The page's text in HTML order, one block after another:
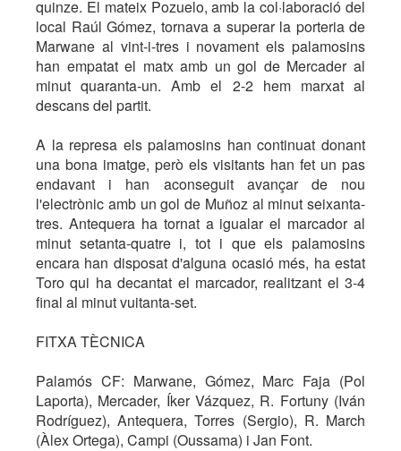
quinze. El mateix Pozuelo, amb la col·laboració del
local Raúl Gómez, tornava a superar la porteria de
Marwane al vint-i-tres i novament els palamosins
han empatat el matx amb un gol de Mercader al
minut quaranta-un. Amb el 2-2 hem marxat al
descans del partit.
A la represa els palamosins han continuat donant
una bona imatge, però els visitants han fet un pas
endavant i han aconseguit avançar de nou
l'electrònic amb un gol de Muñoz al minut seixanta-
tres. Antequera ha tornat a igualar el marcador al
minut setanta-quatre i, tot i que els palamosins
encara han disposat d'alguna ocasió més, ha estat
Toro qui ha decantat el marcador, realitzant el 3-4
final al minut vuitanta-set.
FITXA TÈCNICA
Palamós CF: Marwane, Gómez, Marc Faja (Pol
Laporta), Mercader, Íker Vázquez, R. Fortuny (Iván
Rodríguez), Antequera, Torres (Sergio), R. March
(Àlex Ortega), Campi (Oussama) i Jan Font.